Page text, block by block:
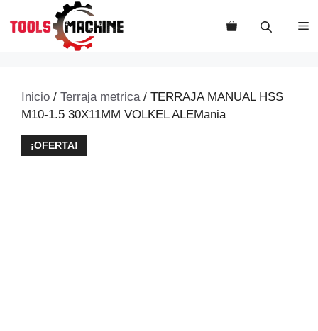
Inicio / Terraja metrica/ TERRAJA MANUAL HSS
M10-1.5 30X11MM VOLKEL ALEMania
¡OFERTA!